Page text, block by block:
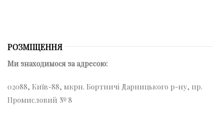
РОЗМІЩЕННЯ
Ми знаходимося за адресою:
02088, Київ-88, мкрн. Бортничі Дарницького р-ну, пр.
Промисловий № 8